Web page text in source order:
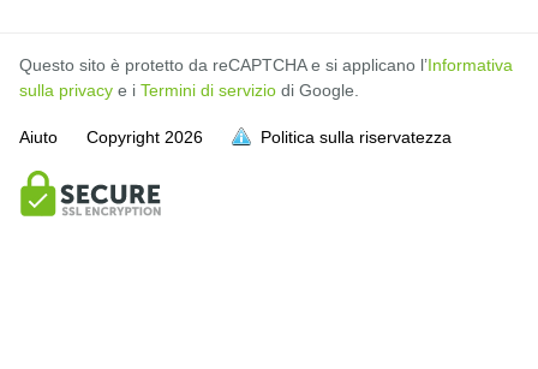
Questo sito è protetto da reCAPTCHA e si applicano l’Informativa
sulla privacy e i Termini di servizio di Google.
Aiuto Copyright 2026 Politica sulla riservatezza